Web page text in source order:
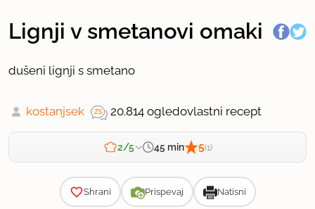
Lignji v smetanovi omaki
dušeni lignji s smetano
kostanjsek 20.814 ogledovlastni recept
2/5 45 min 5(1)
Shrani Prispevaj Natisni